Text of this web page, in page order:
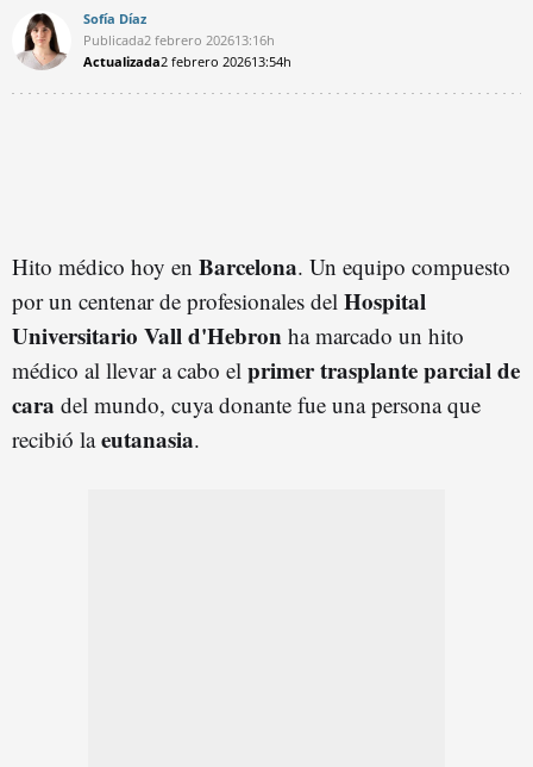
Sofía Díaz
Publicada2 febrero 202613:16h
Actualizada2 febrero 202613:54h
Hito médico hoy en Barcelona. Un equipo compuesto
por un centenar de profesionales del Hospital
Universitario Vall d'Hebron ha marcado un hito
médico al llevar a cabo el primer trasplante parcial de
cara del mundo, cuya donante fue una persona que
recibió laeutanasia.